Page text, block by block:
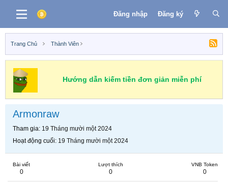
Đăng nhập Đăng ký
Trang Chủ Thành Viên
Hướng dẫn kiếm tiền đơn giản miễn phí
Armonraw
Tham gia 19 Tháng mười một 2024
Hoạt động cuối 19 Tháng mười một 2024
Bài viết
0
Lượt thích
0
VNB Token
0